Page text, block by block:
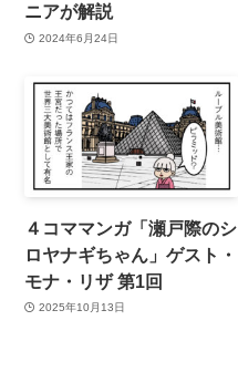
ニアが解説
2024年6月24日
４コママンガ「瀬戸際のシ
ロヤナギちゃん」ゲスト・
モナ・リザ 第1回
2025年10月13日